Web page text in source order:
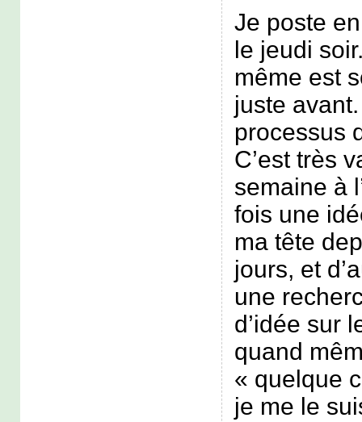
Je poste
le jeudi
même est
juste
processus
C’est très
semaine à
fois une
ma tête
jours, et
une
d’idée sur
quand
« quelque
je me le